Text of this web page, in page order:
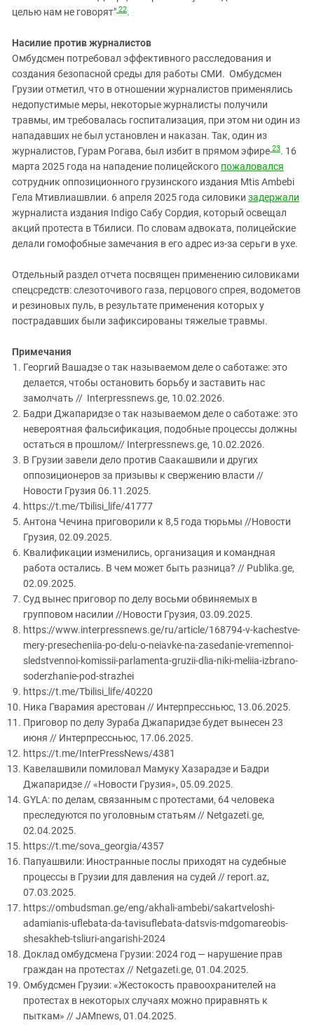
целью нам не говорят" 22.
Насилие против журналистов
Омбудсмен потребовал эффективного расследования и
создания безопасной среды для работы СМИ. Омбудсмен
Грузии отметил, что в отношении журналистов применялись
недопустимые меры, некоторые журналисты получили
травмы, им требовалась госпитализация, при этом ни один из
нападавших не был установлен и наказан. Так, один из
журналистов, Гурам Рогава, был избит в прямом эфире 23. 16
марта 2025 года на нападение полицейского пожаловался
сотрудник оппозиционного грузинского издания Mtis Ambebi
Гела Мтивлиашвлии. 6 апреля 2025 года силовики задержали
журналиста издания Indigo Сабу Сордия, который освещал
акций протеста в Тбилиси. По словам адвоката, полицейские
делали гомофобные замечания в его адрес из-за серьги в ухе.
Отдельный раздел отчета посвящен применению силовиками
спецсредств: слезоточивого газа, перцового спрея, водометов
и резиновых пуль, в результате применения которых у
пострадавших были зафиксированы тяжелые травмы.
Примечания
Георгий Вашадзе о так называемом деле о саботаже: это
делается, чтобы остановить борьбу и заставить нас
замолчать // Interpressnews.ge, 10.02.2026.
Бадри Джапаридзе о так называемом деле о саботаже: это
невероятная фальсификация, подобные процессы должны
остаться в прошлом// Interpressnews.ge, 10.02.2026.
В Грузии завели дело против Саакашвили и других
оппозиционеров за призывы к свержению власти //
Новости Грузия 06.11.2025.
https://t.me/Tbilisi_life/41777
Антона Чечина приговорили к 8,5 года тюрьмы //Новости
Грузия, 02.09.2025.
Квалификации изменились, организация и командная
работа остались. В чем может быть разница? // Publika.ge,
02.09.2025.
Cуд вынес приговор по делу восьми обвиняемых в
групповом насилии //Новости Грузия, 03.09.2025.
https://www.interpressnews.ge/ru/article/168794-v-kachestve-
mery-presecheniia-po-delu-o-neiavke-na-zasedanie-vremennoi-
sledstvennoi-komissii-parlamenta-gruzii-dlia-niki-meliia-izbrano-
soderzhanie-pod-strazhei
https://t.me/Tbilisi_life/40220
Ника Гварамия арестован // Интерпрессньюс, 13.06.2025.
Приговор по делу Зураба Джапаридзе будет вынесен 23
июня // Интерпрессньюс, 17.06.2025.
https://t.me/InterPressNews/4381
Кавелашвили помиловал Мамуку Хазарадзе и Бадри
Джапаридзе // «Новости Грузия», 05.09.2025.
GYLA: по делам, связанным с протестами, 64 человека
преследуются по уголовным статьям // Netgazeti.ge,
02.04.2025.
https://t.me/sova_georgia/4357
Папуашвили: Иностранные послы приходят на судебные
процессы в Грузии для давления на судей // report.az,
07.03.2025.
https://ombudsman.ge/eng/akhali-ambebi/sakartveloshi-
adamianis-uflebata-da-tavisuflebata-datsvis-mdgomareobis-
shesakheb-tsliuri-angarishi-2024
Доклад омбудсмена Грузии: 2024 год — нарушение прав
граждан на протестах // Netgazeti.ge, 01.04.2025.
Омбудсмен Грузии: «Жестокость правоохранителей на
протестах в некоторых случаях можно приравнять к
пыткам» // JAMnews, 01.04.2025.